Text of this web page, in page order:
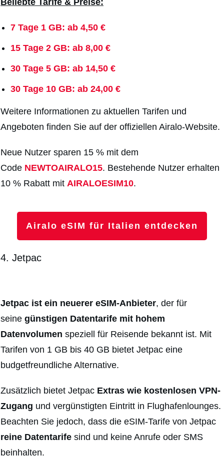
Beliebte Tarife & Preise:
7 Tage 1 GB: ab 4,50 €
15 Tage 2 GB: ab 8,00 €
30 Tage 5 GB: ab 14,50 €
30 Tage 10 GB: ab 24,00 €
Weitere Informationen zu aktuellen Tarifen und
Angeboten finden Sie auf der offiziellen Airalo-Website.
Neue Nutzer sparen 15 % mit dem
Code NEWTOAIRALO15. Bestehende Nutzer erhalten
10 % Rabatt mit AIRALOESIM10.
Airalo eSIM für Italien entdecken
4. Jetpac
Jetpac ist ein neuerer eSIM-Anbieter, der für
seine günstigen Datentarife mit hohem
Datenvolumen speziell für Reisende bekannt ist. Mit
Tarifen von 1 GB bis 40 GB bietet Jetpac eine
budgetfreundliche Alternative.
Zusätzlich bietet Jetpac Extras wie kostenlosen VPN-
Zugang und vergünstigten Eintritt in Flughafenlounges.
Beachten Sie jedoch, dass die eSIM-Tarife von Jetpac
reine Datentarife sind und keine Anrufe oder SMS
beinhalten.